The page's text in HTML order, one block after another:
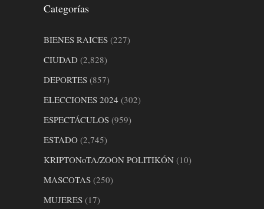
Categorías
BIENES RAICES (227)
CIUDAD (2,828)
DEPORTES (857)
ELECCIONES 2024 (302)
ESPECTÁCULOS (959)
ESTADO (2,745)
KRIPTONoTA/ZOON POLITIKÓN (10)
MASCOTAS (250)
MUJERES (17)